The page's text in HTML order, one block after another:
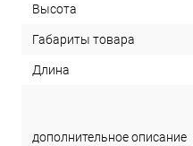
Высота
Габариты товара
Длина
дополнительное описание